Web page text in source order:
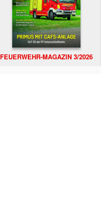
FEUERWEHR-MAGAZIN 3/2026